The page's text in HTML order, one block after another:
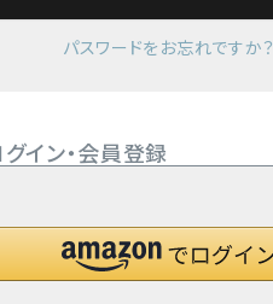
パスワードをお忘れですか？
イン・会員登録